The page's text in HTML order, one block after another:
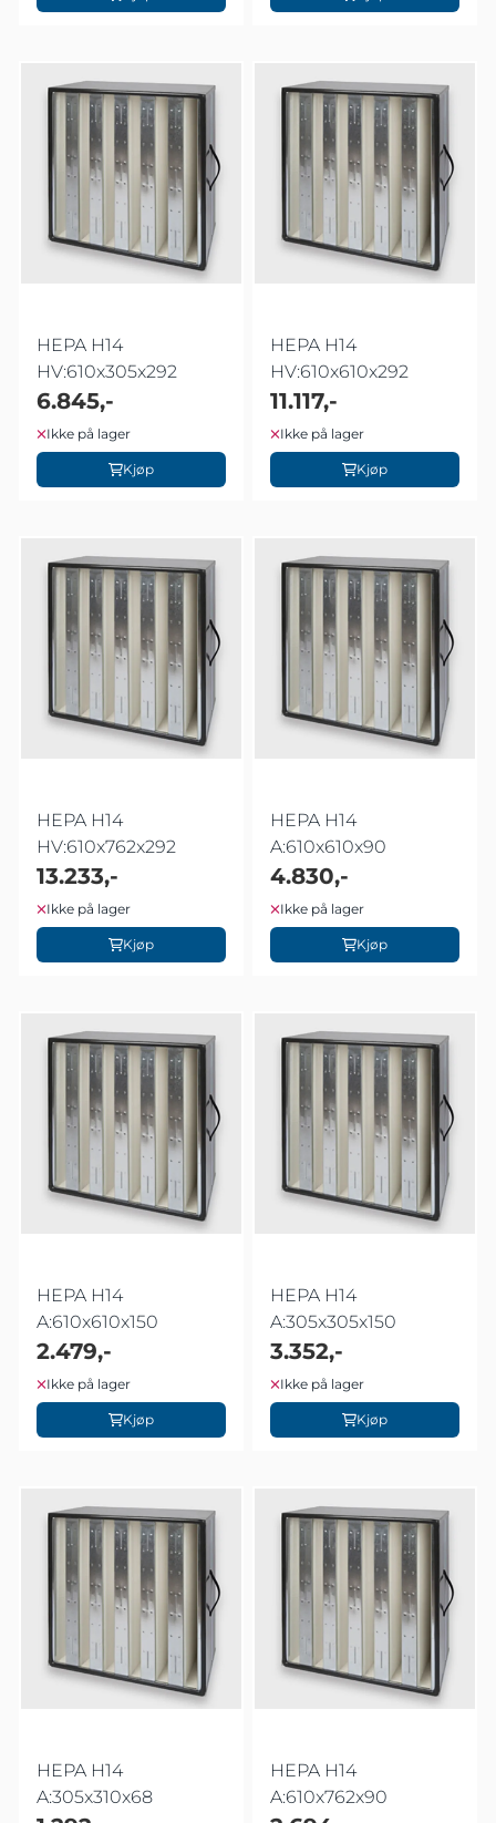
HEPA H14
HV:610x305x292
6.845,-
Ikke på lager
Kjøp
HEPA H14
HV:610x610x292
11.117,-
Ikke på lager
Kjøp
HEPA H14
HV:610x762x292
13.233,-
Ikke på lager
Kjøp
HEPA H14
A:610x610x90
4.830,-
Ikke på lager
Kjøp
HEPA H14
A:610x610x150
2.479,-
Ikke på lager
Kjøp
HEPA H14
A:305x305x150
3.352,-
Ikke på lager
Kjøp
HEPA H14
A:305x310x68
HEPA H14
A:610x762x90